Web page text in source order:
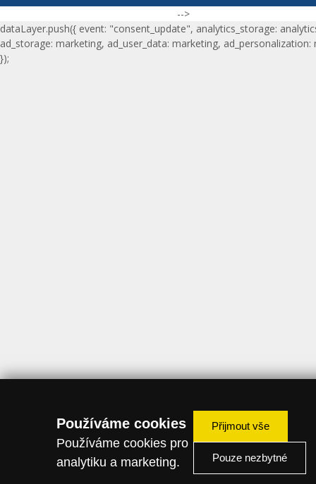
-->
dataLayer.push({ event: "consent_update", analytics_storage:
ad_storage: marketing, ad_user_data: marketing, ad_personalization:
});
Používáme cookies
Používáme cookies pro
analytiku a marketing.
Přijmout vše
Pouze nezbytné